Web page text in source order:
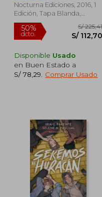
S/ 111,50
S/ 66,90
Nocturna Ediciones, 2016, 1
Edición, Tapa Blanda,
Nuevo
50%
dcto.
Disponible Usado
en Buen Estado a
S/ 78,29
Comprar Usado